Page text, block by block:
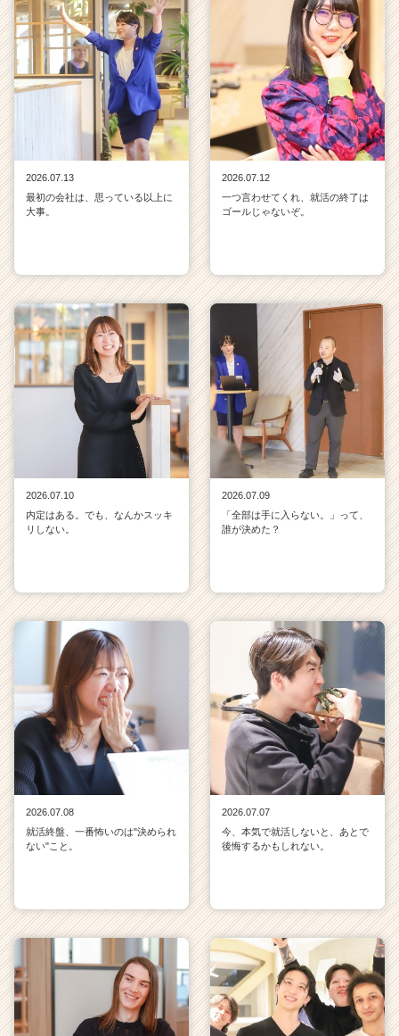
2026.07.13
最初の会社は、思っている以上に
大事。
2026.07.12
一つ言わせてくれ、就活の終了は
ゴールじゃないぞ。
2026.07.10
内定はある。でも、なんかスッキ
リしない。
2026.07.09
「全部は手に入らない。」って、
誰が決めた？
2026.07.08
就活終盤、一番怖いのは"決められ
ない"こと。
2026.07.07
今、本気で就活しないと、あとで
後悔するかもしれない。